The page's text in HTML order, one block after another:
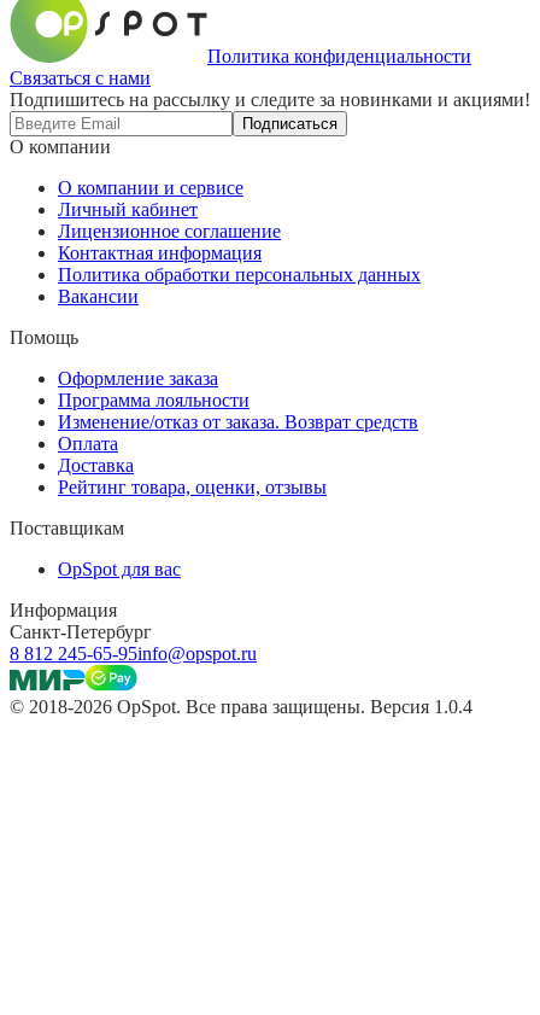
Политика конфиденциальности
Связаться с нами
Подпишитесь на рассылку и следите за новинками и акциями!
Подписаться
О компании
О компании и сервисе
Личный кабинет
Лицензионное соглашение
Контактная информация
Политика обработки персональных данных
Вакансии
Помощь
Оформление заказа
Программа лояльности
Изменение/отказ от заказа. Возврат средств
Оплата
Доставка
Рейтинг товара, оценки, отзывы
Поставщикам
OpSpot для вас
Информация
Санкт-Петербург
8 812 245-65-95info@opspot.ru
© 2018-2026 OpSpot. Все права защищены. Версия 1.0.4